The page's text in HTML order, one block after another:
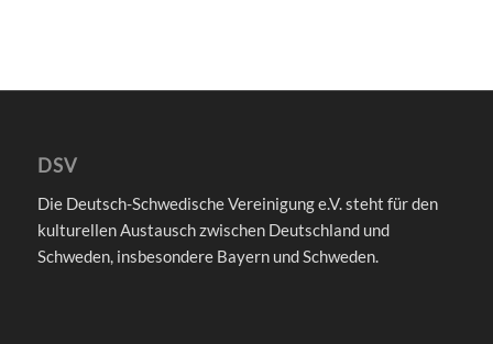
DSV
Die Deutsch-Schwedische Vereinigung e.V. steht für den
kulturellen Austausch zwischen Deutschland und
Schweden, insbesondere Bayern und Schweden.